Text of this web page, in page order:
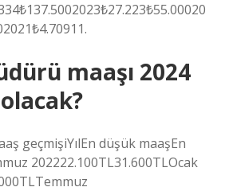
maaşı 2024
geçmişiYılEn düşük maaşEn
202222.100TL31.600TLOcak